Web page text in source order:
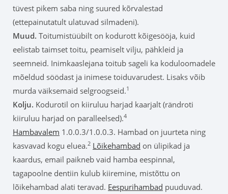
tüvest pikem saba ning suured kõrvalestad
(ettepainutatult ulatuvad silmadeni).
Muud. Toitumistüübilt on kodurott kõigesööja, kuid
eelistab taimset toitu, peamiselt vilju, pähkleid ja
seemneid. Inimkaaslejana toitub sageli ka koduloomadele
mõeldud söödast ja inimese toiduvarudest. Lisaks võib
murda väiksemaid selgroogseid.1
Kolju. Kodurotil on kiiruluu harjad kaarjalt (rändroti
kiiruluu harjad on paralleelsed).4
Hambavalem 1.0.0.3/1.0.0.3. Hambad on juurteta ning
kasvavad kogu eluea.2 Lõikehambad on ülipikad ja
kaardus, email paikneb vaid hamba eespinnal,
tagapoolne dentiin kulub kiiremine, mistõttu on
lõikehambad alati teravad. Eespurihambad puuduvad.